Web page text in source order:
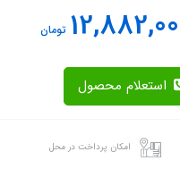
تومان
امکان پرداخت در محل